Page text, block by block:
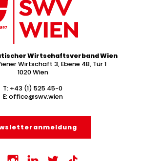
Wirtschaftsverband Wien
Wirtschaft 3, Ebene 4B, Tür 1
1020 Wien
T: +43 (1) 525 45-0
E: office@swv.wien